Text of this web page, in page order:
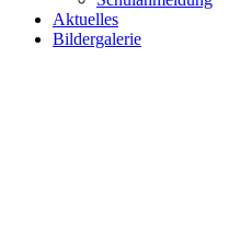
Aktuelles
Bildergalerie